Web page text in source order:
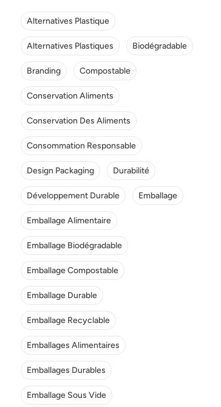
Alternatives Plastique
Alternatives Plastiques Biodégradable
Branding Compostable
Conservation Aliments
Conservation Des Aliments
Consommation Responsable
Design Packaging Durabilité
Développement Durable Emballage
Emballage Alimentaire
Emballage Biodégradable
Emballage Compostable
Emballage Durable
Emballage Recyclable
Emballages Alimentaires
Emballages Durables
Emballage Sous Vide